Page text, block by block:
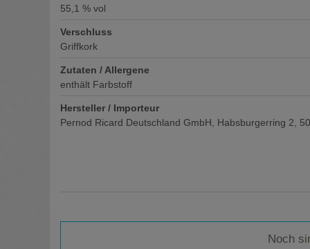
55,1 % vol
Verschluss
Griffkork
Zutaten / Allergene
enthält Farbstoff
Hersteller / Importeur
Pernod Ricard Deutschland GmbH, Habsburgerring 2,
Noch